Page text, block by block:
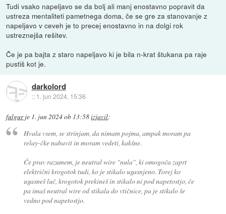
Tudi vsako napeljavo se da bolj ali manj enostavno popravit da
ustreza mentaliteti pametnega doma, če se gre za stanovanje z
napeljavo v ceveh je to precej enostavno in na dolgi rok
ustreznejša rešitev.
Če je pa bajta z staro napeljavo ki je bila n-krat štukana pa raje
pustiš kot je.
darkolord
:: 1. jun 2024, 15:36
fulgurje 1. jun 2024 ob 13:58izjavil:
Hvala vsem, se strinjam, da nimam pojma, ampak moram pa
relay-čke nabavit in moram vedeti, kakšne.
Če prav razumem, je neutral wire "nula", ki omogoča zaprt
električni krogotok tudi, ko je stikalo ugasnjeno. Torej ko
ugasneš luč, krogotok prekineš in stikalo ni pod napetostjo, če
pa imaš neutral wire od stikala do vtičnice, pa je stikalo še
vedno pod napetostjo.